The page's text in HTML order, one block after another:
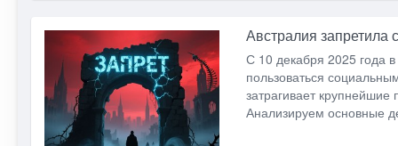
Австралия запретила
С 10 декабря 2025 года
пользоваться
затрагивает
Анализируем основные